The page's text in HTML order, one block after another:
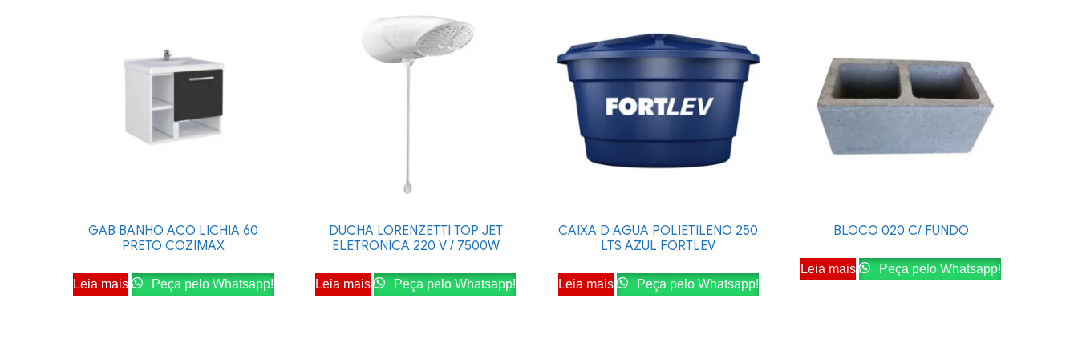
GAB BANHO ACO LICHIA 60
PRETO COZIMAX
Leia mais Peça pelo Whatsapp!
DUCHA LORENZETTI TOP JET
ELETRONICA 220 V / 7500W
Leia mais Peça pelo Whatsapp!
CAIXA D AGUA POLIETILENO 250
LTS AZUL FORTLEV
Leia mais Peça pelo Whatsapp!
BLOCO 020 C/ FUNDO
Leia mais Peça pelo Whatsapp!